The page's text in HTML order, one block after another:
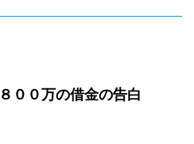
００万の借金の告白